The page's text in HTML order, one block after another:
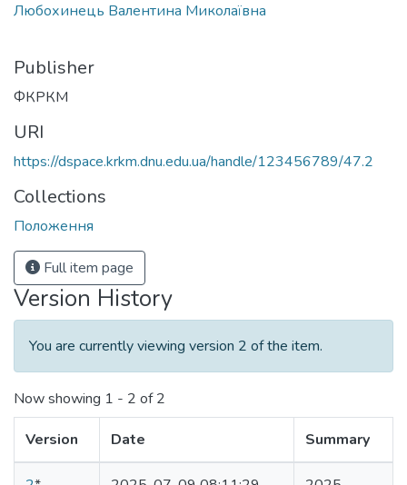
Любохинець Валентина Миколаївна
Publisher
ФКРКМ
URI
https://dspace.krkm.dnu.edu.ua/handle/123456789/47.2
Collections
Положення
Full item page
Version History
You are currently viewing version 2 of the item.
Now showing 1 - 2 of 2
Version Date Summary